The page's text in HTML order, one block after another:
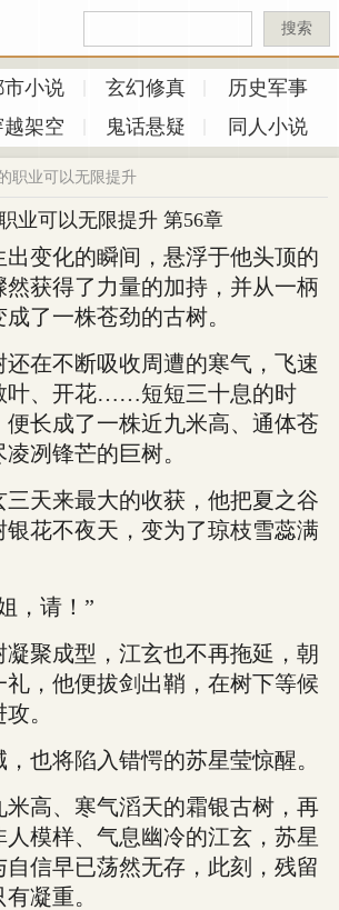
搜索
市小说 玄幻修真
历史军事
越架空 鬼话悬疑 同人小说
职业可以无限提升
业可以无限提升 第56章
变化的瞬间，悬浮于他头顶的
然获得了力量的加持，并从一柄
了一株苍劲的古树。
不断吸收周遭的寒气，飞速
叶、开花……短短三十息的时
便长成了一株近九米高、通体苍
冽锋芒的巨树。
天来最大的收获，他把夏之谷
银花不夜天，变为了琼枝雪蕊满
请！”
成型，江玄也不再拖延，朝
，他便拔剑出鞘，在树下等候
。
将陷入错愕的苏星莹惊醒。
高、寒气滔天的霜银古树，再
模样、气息幽冷的江玄，苏星
信早已荡然无存，此刻，残留
凝重。